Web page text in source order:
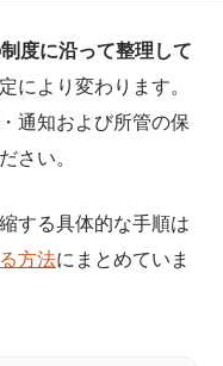
度に沿って整理して
により変わります。
通知および所管の保
さい。
する具体的な手順は
方法にまとめていま